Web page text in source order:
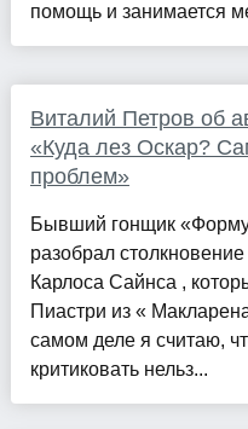
помощь и занимается
Виталий Петров об
«Куда лез Оскар?
проблем»
Бывший гонщик
разобрал
Карлоса Сайнса ,
Пиастри из «
самом деле я считаю,
критиковать нельз...